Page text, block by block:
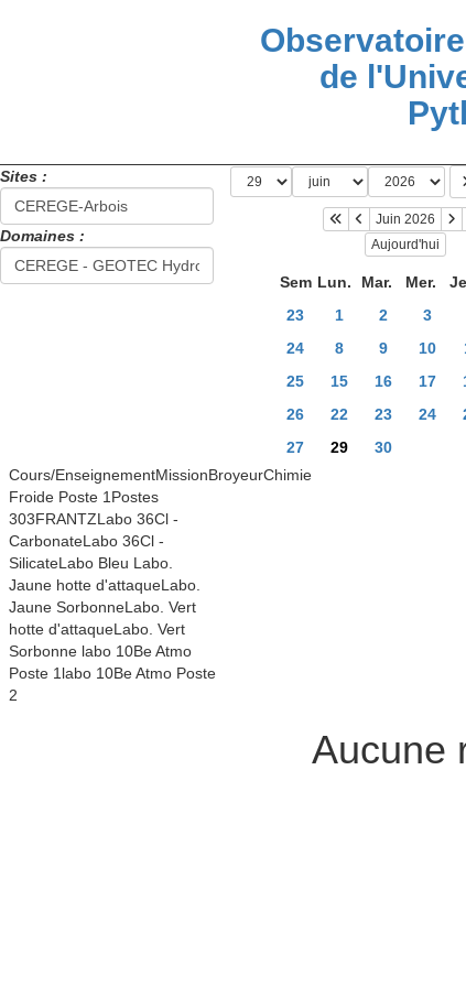
de
Sites :
Domaines :
Juin 2026
Aujourd'hui
Sem Lun. Mar. Mer.
23
1 2 3
24
8 9 10
25
15 16 17
26
22 23 24
27
29
30
Cours/EnseignementMissionBroyeurChimie
Froide Poste 1Postes
303FRANTZLabo 36Cl -
CarbonateLabo 36Cl -
SilicateLabo Bleu Labo.
Jaune hotte d'attaqueLabo.
Jaune SorbonneLabo. Vert
hotte d'attaqueLabo. Vert
Sorbonne labo 10Be Atmo
Poste 1labo 10Be Atmo Poste
2
Aucune